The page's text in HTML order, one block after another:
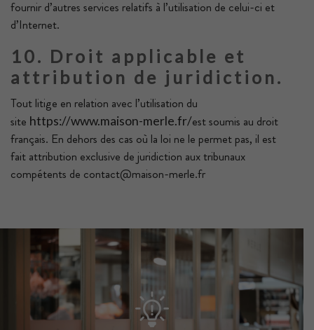
fournir d’autres services relatifs à l’utilisation de celui-ci et
d’Internet.
10. Droit applicable et
attribution de juridiction.
Tout litige en relation avec l’utilisation du
site https://www.maison-merle.fr/est soumis au droit
français. En dehors des cas où la loi ne le permet pas, il est
fait attribution exclusive de juridiction aux tribunaux
compétents de contact@maison-merle.fr